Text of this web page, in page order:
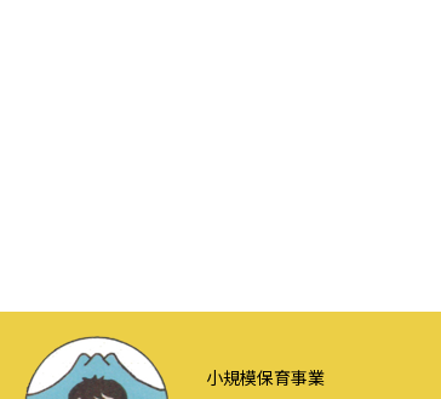
小規模保育事業